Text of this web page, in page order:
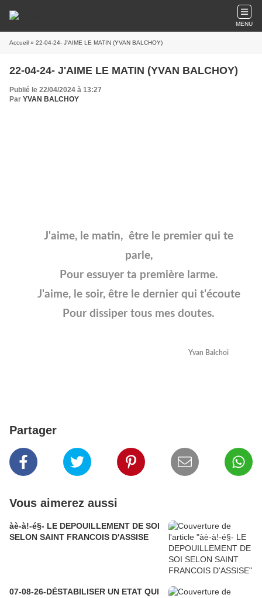
MENU
Accueil » 22-04-24- J'AIME LE MATIN (YVAN BALCHOY)
22-04-24- J'AIME LE MATIN (YVAN BALCHOY)
Publié le 22/04/2024 à 13:27
Par YVAN BALCHOY
J'aime, le matin, être le premier qui te
parle,
Pour essuyer ta première larme.
J'aime, le soir, être le dernier qui t'écoute
Pour dissiper tous mes doutes.
Yvan Balchoi
Partager
Vous aimerez aussi
àè-à!-é§- LE DEPOUILLEMENT DE SOI
SELON SAINT FRANCOIS D'ASSISE
07-08-26-DÉSTABILISER UN ETAT QUI